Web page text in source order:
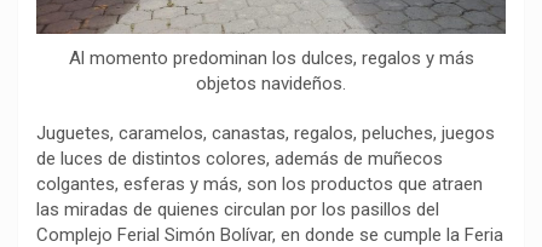
Al momento predominan los dulces, regalos y más
objetos navideños.
Juguetes, caramelos, canastas, regalos, peluches, juegos
de luces de distintos colores, además de muñecos
colgantes, esferas y más, son los productos que atraen
las miradas de quienes circulan por los pasillos del
Complejo Ferial Simón Bolívar, en donde se cumple la Feria